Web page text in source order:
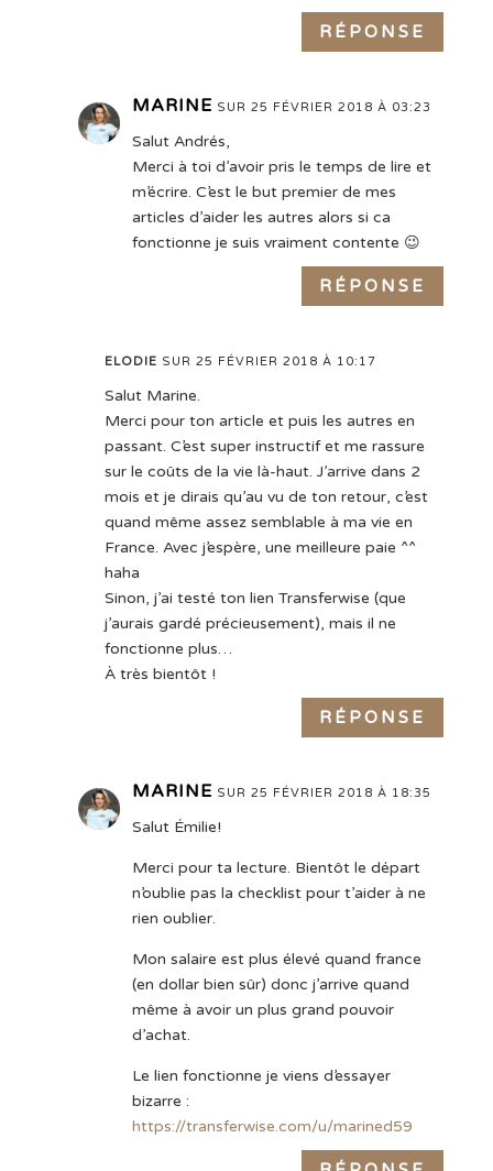
RÉPONSE
MARINE SUR 25 FÉVRIER 2018 À 03:23
Salut Andrés,
Merci à toi d’avoir pris le temps de lire et
m’écrire. C’est le but premier de mes
articles d’aider les autres alors si ca
fonctionne je suis vraiment contente 😉
RÉPONSE
ELODIE SUR 25 FÉVRIER 2018 À 10:17
Salut Marine.
Merci pour ton article et puis les autres en
passant. C’est super instructif et me rassure
sur le coûts de la vie là-haut. J’arrive dans 2
mois et je dirais qu’au vu de ton retour, c’est
quand même assez semblable à ma vie en
France. Avec j’espère, une meilleure paie ^^
haha
Sinon, j’ai testé ton lien Transferwise (que
j’aurais gardé précieusement), mais il ne
fonctionne plus…
À très bientôt !
RÉPONSE
MARINE SUR 25 FÉVRIER 2018 À 18:35
Salut Émilie!
Merci pour ta lecture. Bientôt le départ
n’oublie pas la checklist pour t’aider à ne
rien oublier.
Mon salaire est plus élevé quand france
(en dollar bien sûr) donc j’arrive quand
même à avoir un plus grand pouvoir
d’achat.
Le lien fonctionne je viens d’essayer
bizarre :
https://transferwise.com/u/marined59